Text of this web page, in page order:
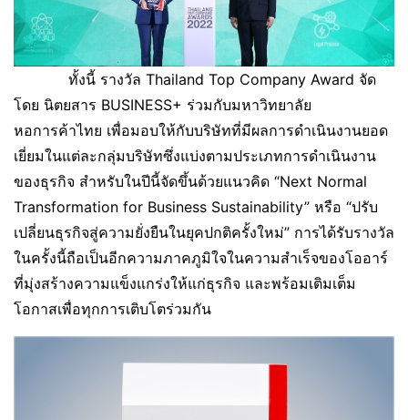
ทั้งนี้ รางวัล Thailand Top Company Award จัด
โดย นิตยสาร BUSINESS+ ร่วมกับมหาวิทยาลัย
หอการค้าไทย เพื่อมอบให้กับบริษัทที่มีผลการดำเนินงานยอด
เยี่ยมในแต่ละกลุ่มบริษัทซึ่งแบ่งตามประเภทการดำเนินงาน
ของธุรกิจ สำหรับในปีนี้จัดขึ้นด้วยแนวคิด “Next Normal
Transformation for Business Sustainability” หรือ “ปรับ
เปลี่ยนธุรกิจสู่ความยั่งยืนในยุคปกติครั้งใหม่” การได้รับรางวัล
ในครั้งนี้ถือเป็นอีกความภาคภูมิใจในความสำเร็จของโออาร์
ที่มุ่งสร้างความแข็งแกร่งให้แก่ธุรกิจ และพร้อมเติมเต็ม
โอกาสเพื่อทุกการเติบโตร่วมกัน